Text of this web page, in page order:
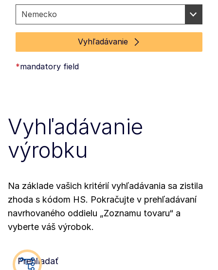
Vyhľadávanie
*mandatory field
Vyhľadávanie
výrobku
Na základe vašich kritérií vyhľadávania sa zistila
zhoda s kódom HS. Pokračujte v prehľadávaní
navrhovaného oddielu „Zoznamu tovaru“ a
vyberte váš výrobok.
Prehliadať